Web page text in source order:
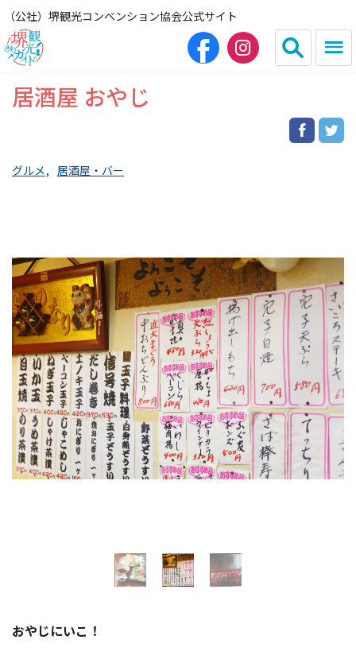
（公社）堺観光コンベンション協会公式サイト
English
グルメ
宿泊
イベント情報
ショッピング・お土産
サイクリングさかい
特集
居酒屋 おやじ
グルメ 居酒屋・バー
おやじにいこ！